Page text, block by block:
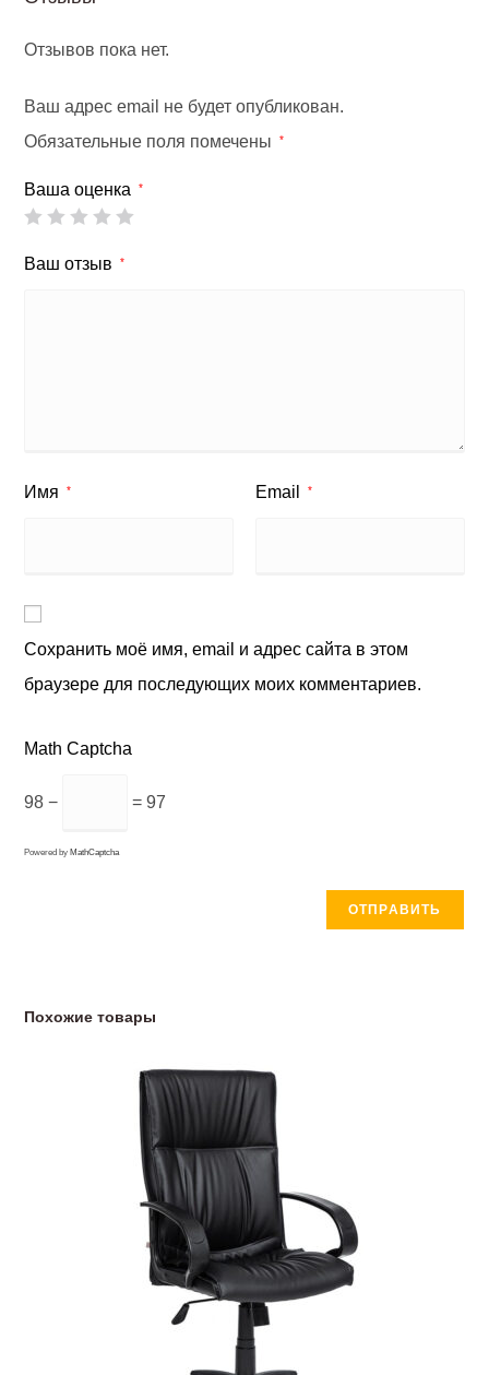
Отзывов пока нет.
Ваш адрес email не будет опубликован.
Обязательные поля помечены
*
Ваша оценка *
Ваш отзыв *
Имя * Email *
Сохранить моё имя, email и адрес сайта в этом
браузере для последующих моих комментариев.
Math Captcha
98 − = 97
Powered by MathCaptcha
Похожие товары